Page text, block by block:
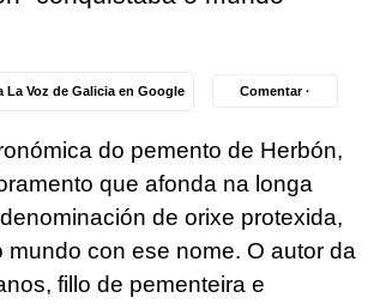
La Voz de Galicia en Google Comentar ·
do pemento de Herbón,
que afonda na longa
de orixe protexida,
mundo con ese nome. O autor da
fillo de pementeira e